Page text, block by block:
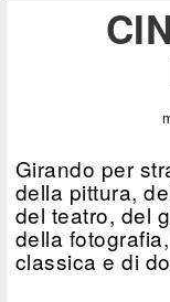
Girando per
della pittura,
del teatro, del
della
classica e di